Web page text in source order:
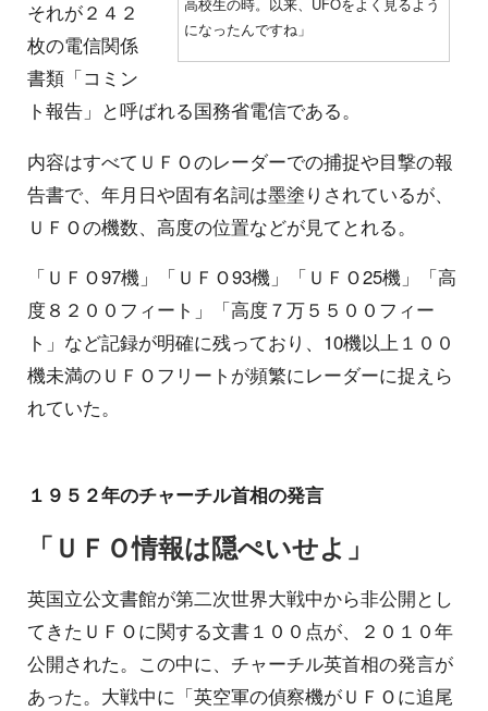
になったんですね」
それが２４２
枚の電信関係
書類「コミン
ト報告」と呼ばれる国務省電信である。
内容はすべてＵＦＯのレーダーでの捕捉や目撃の報
告書で、年月日や固有名詞は墨塗りされているが、
ＵＦＯの機数、高度の位置などが見てとれる。
「ＵＦＯ97機」「ＵＦＯ93機」「ＵＦＯ25機」「高
度８２００フィート」「高度７万５５００フィー
ト」など記録が明確に残っており、10機以上１００
機未満のＵＦＯフリートが頻繁にレーダーに捉えら
れていた。
１９５２年のチャーチル首相の発言
「ＵＦＯ情報は隠ぺいせよ」
英国立公文書館が第二次世界大戦中から非公開とし
てきたＵＦＯに関する文書１００点が、２０１０年
公開された。この中に、チャーチル英首相の発言が
あった。大戦中に「英空軍の偵察機がＵＦＯに追尾